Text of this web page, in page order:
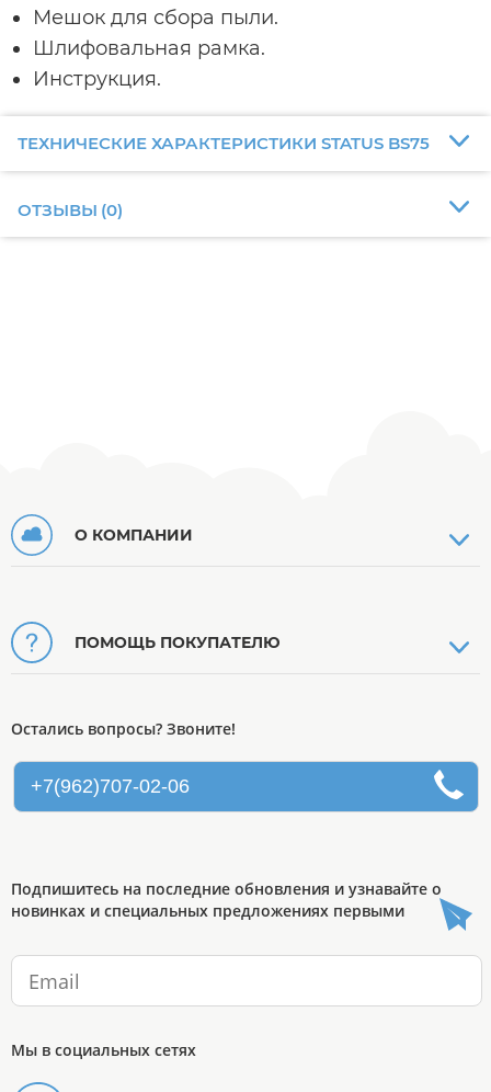
Мешок для сбора пыли.
Шлифовальная рамка.
Инструкция.
ТЕХНИЧЕСКИЕ ХАРАКТЕРИСТИКИ STATUS BS75
ОТЗЫВЫ (0)
О КОМПАНИИ
ПОМОЩЬ ПОКУПАТЕЛЮ
Остались вопросы? Звоните!
+7(962)707-02-06
Подпишитесь на последние обновления и узнавайте о
новинках и специальных предложениях первыми
Мы в социальных сетях